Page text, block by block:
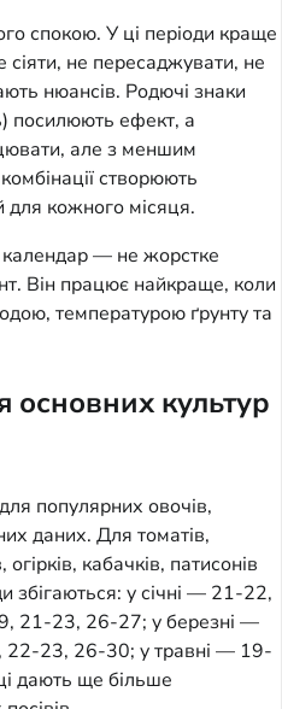
спокою. У ці періоди краще
сіяти, не пересаджувати, не
нюансів. Родючі знаки
посилюють ефект, а
але з меншим
створюють
для кожного місяця.
календар — не жорстке
Він працює найкраще, коли
температурою ґрунту та
основних культур
популярних овочів,
даних. Для томатів,
кабачків, патисонів
збігаються: у січні — 21-22,
21-23, 26-27; у березні —
22-23, 26-30; у травні — 19-
дають ще більше